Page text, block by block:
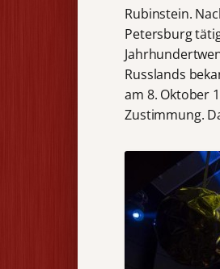
Rubinstein.
Petersburg
Russlands
am 8. Oktober
Zustimmung.